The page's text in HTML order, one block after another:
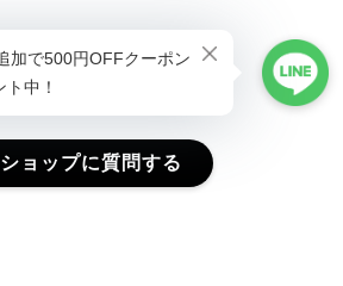
ショップに質問する